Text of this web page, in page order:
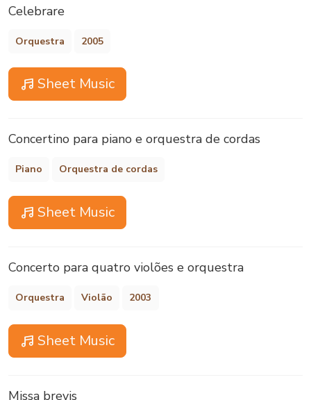
Celebrare
Orquestra 2005
Sheet Music
Concertino para piano e orquestra de cordas
Piano Orquestra de cordas
Sheet Music
Concerto para quatro violões e orquestra
Orquestra Violão 2003
Sheet Music
Missa brevis